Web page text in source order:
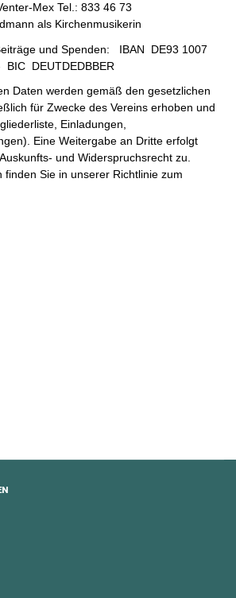
Mex Tel.: 833 46 73
als Kirchenmusikerin
und Spenden: IBAN DE93 1007
DEUTDEDBBER
Daten werden gemäß den gesetzlichen
für Zwecke des Vereins erhoben und
Einladungen,
Eine Weitergabe an Dritte erfolgt
und Widerspruchsrecht zu.
finden Sie in unserer Richtlinie zum